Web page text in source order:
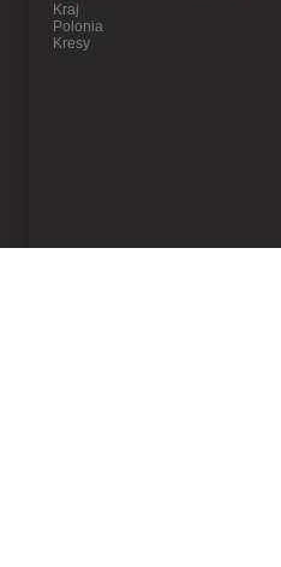
Kraj
Polonia
Kresy